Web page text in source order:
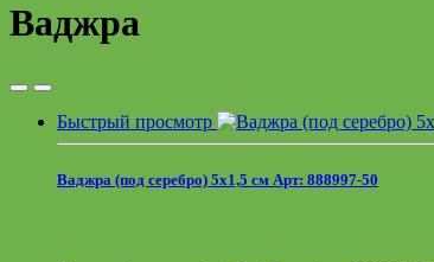
Ваджра
Быстрый просмотр
Ваджра (под серебро) 5х1,5 см Арт: 888997-50